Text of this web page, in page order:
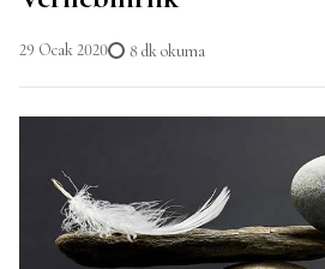
29 Ocak 2020 8 dk okuma